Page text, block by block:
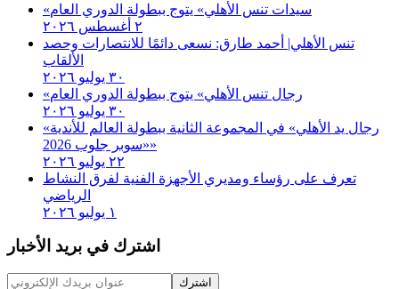
«سيدات تنس الأهلي» يتوج ببطولة الدوري العام
٢ أغسطس ٢٠٢٦
تنس الأهلي| أحمد طارق: نسعى دائمًا للانتصارات وحصد
الألقاب
٣٠ يوليو ٢٠٢٦
«رجال تنس الأهلي» يتوج ببطولة الدوري العام
٣٠ يوليو ٢٠٢٦
«رجال يد الأهلي» في المجموعة الثانية ببطولة العالم للأندية
«سوبر جلوب 2026»
٢٢ يوليو ٢٠٢٦
تعرف على رؤساء ومديري الأجهزة الفنية لفرق النشاط
الرياضي
١ يوليو ٢٠٢٦
اشترك في بريد الأخبار
اشترك